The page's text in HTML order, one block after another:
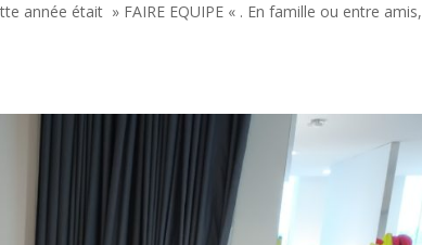
année était » FAIRE EQUIPE « . En famille ou entre amis,